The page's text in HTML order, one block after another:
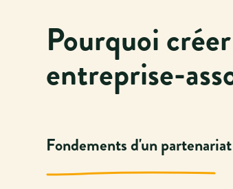
Pourquoi
entreprise-
Fondements d'un